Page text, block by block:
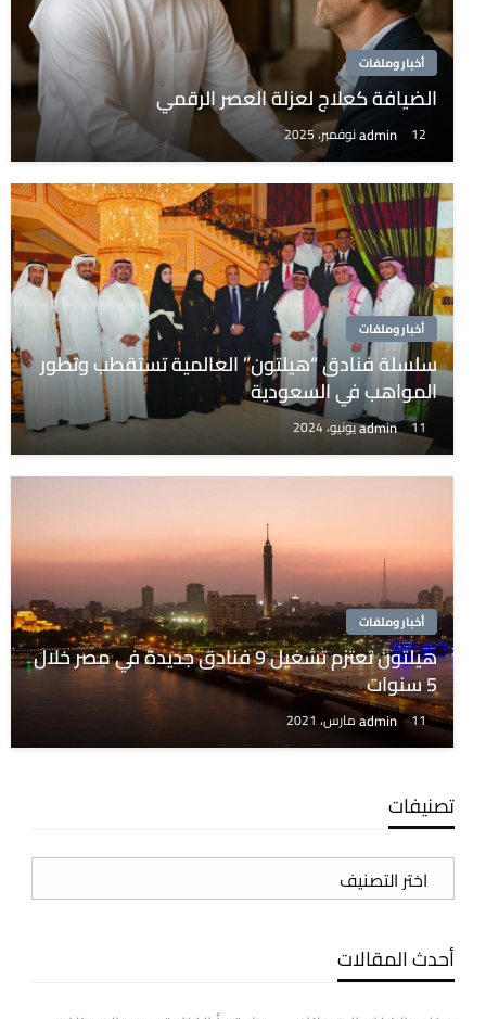
أخبار وملفات
الضيافة كعلاج لعزلة العصر الرقمي
admin 12 نوفمبر، 2025
أخبار وملفات
سلسلة فنادق “هيلتون” العالمية تستقطب وتطور
المواهب في السعودية
admin 11 يونيو، 2024
أخبار وملفات
هيلتون تعتزم تشغيل 9 فنادق جديدة في مصر خلال
5 سنوات
admin 11 مارس، 2021
تصنيفات
تصنيفات
أحدث المقالات